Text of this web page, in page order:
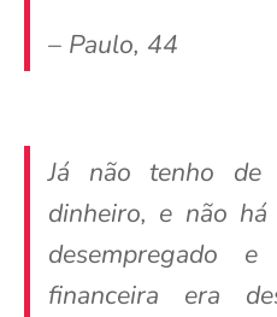
– Paulo, 44
Já não tenho de
dinheiro, e não
desempregado
financeira era